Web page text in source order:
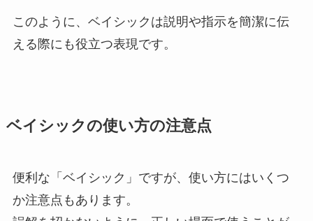
このように、ベイシックは説明や指示を簡潔に伝
える際にも役立つ表現です。
ベイシックの使い方の注意点
便利な「ベイシック」ですが、使い方にはいくつ
か注意点もあります。